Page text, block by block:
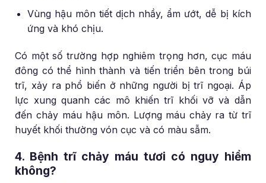
Vùng hậu môn tiết dịch nhầy, ẩm ướt, dễ bị kích
ứng và khó chịu.
Có một số trường hợp nghiêm trọng hơn, cục máu
đông có thể hình thành và tiến triển bên trong búi
trĩ, xảy ra phổ biến ở những người bị trĩ ngoại. Áp
lực xung quanh các mô khiến trĩ khối vỡ và dẫn
đến chảy máu hậu môn. Lượng máu chảy ra từ trĩ
huyết khối thường vón cục và có màu sẫm.
4. Bệnh trĩ chảy máu tươi có nguy hiểm
không?